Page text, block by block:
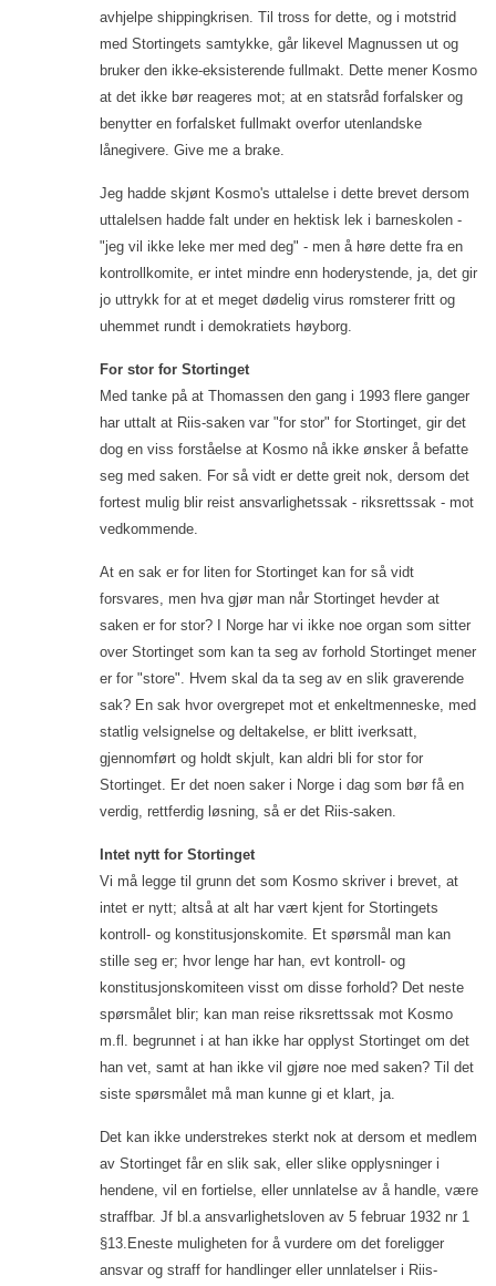
avhjelpe shippingkrisen. Til tross for dette, og i motstrid
med Stortingets samtykke, går likevel Magnussen ut og
bruker den ikke-eksisterende fullmakt. Dette mener Kosmo
at det ikke bør reageres mot; at en statsråd forfalsker og
benytter en forfalsket fullmakt overfor utenlandske
lånegivere. Give me a brake.
Jeg hadde skjønt Kosmo's uttalelse i dette brevet dersom
uttalelsen hadde falt under en hektisk lek i barneskolen -
"jeg vil ikke leke mer med deg" - men å høre dette fra en
kontrollkomite, er intet mindre enn hoderystende, ja, det gir
jo uttrykk for at et meget dødelig virus romsterer fritt og
uhemmet rundt i demokratiets høyborg.
For stor for Stortinget
Med tanke på at Thomassen den gang i 1993 flere ganger
har uttalt at Riis-saken var "for stor" for Stortinget, gir det
dog en viss forståelse at Kosmo nå ikke ønsker å befatte
seg med saken. For så vidt er dette greit nok, dersom det
fortest mulig blir reist ansvarlighetssak - riksrettssak - mot
vedkommende.
At en sak er for liten for Stortinget kan for så vidt
forsvares, men hva gjør man når Stortinget hevder at
saken er for stor? I Norge har vi ikke noe organ som sitter
over Stortinget som kan ta seg av forhold Stortinget mener
er for "store". Hvem skal da ta seg av en slik graverende
sak? En sak hvor overgrepet mot et enkeltmenneske, med
statlig velsignelse og deltakelse, er blitt iverksatt,
gjennomført og holdt skjult, kan aldri bli for stor for
Stortinget. Er det noen saker i Norge i dag som bør få en
verdig, rettferdig løsning, så er det Riis-saken.
Intet nytt for Stortinget
Vi må legge til grunn det som Kosmo skriver i brevet, at
intet er nytt; altså at alt har vært kjent for Stortingets
kontroll- og konstitusjonskomite. Et spørsmål man kan
stille seg er; hvor lenge har han, evt kontroll- og
konstitusjonskomiteen visst om disse forhold? Det neste
spørsmålet blir; kan man reise riksrettssak mot Kosmo
m.fl. begrunnet i at han ikke har opplyst Stortinget om det
han vet, samt at han ikke vil gjøre noe med saken? Til det
siste spørsmålet må man kunne gi et klart, ja.
Det kan ikke understrekes sterkt nok at dersom et medlem
av Stortinget får en slik sak, eller slike opplysninger i
hendene, vil en fortielse, eller unnlatelse av å handle, være
straffbar. Jf bl.a ansvarlighetsloven av 5 februar 1932 nr 1
§13.Eneste muligheten for å vurdere om det foreligger
ansvar og straff for handlinger eller unnlatelser i Riis-